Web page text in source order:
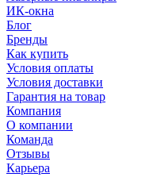
ИК-окна
Блог
Бренды
Как купить
Условия оплаты
Условия доставки
Гарантия на товар
Компания
О компании
Команда
Отзывы
Карьера